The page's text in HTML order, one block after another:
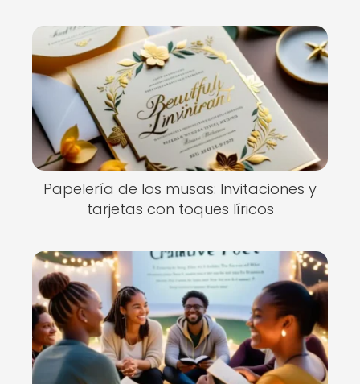
Papelería de los musas: Invitaciones y
tarjetas con toques líricos